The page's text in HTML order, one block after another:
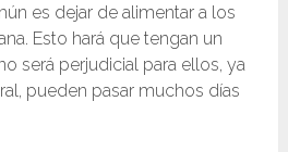
es dejar de alimentar a los
Esto hará que tengan un
será perjudicial para ellos, ya
pueden pasar muchos días